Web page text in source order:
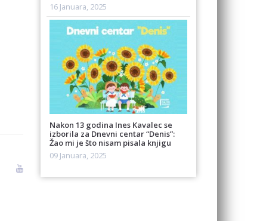
16 Januara, 2025
Nakon 13 godina Ines Kavalec se
izborila za Dnevni centar “Denis”:
Žao mi je što nisam pisala knjigu
09 Januara, 2025